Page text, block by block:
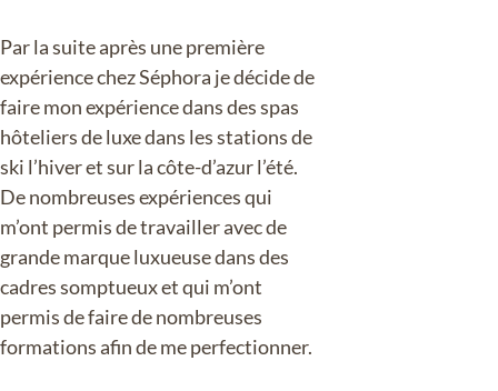
Par la suite après une première
expérience chez Séphora je décide de
faire mon expérience dans des spas
hôteliers de luxe dans les stations de
ski l’hiver et sur la côte-d’azur l’été.
De nombreuses expériences qui
m’ont permis de travailler avec de
grande marque luxueuse dans des
cadres somptueux et qui m’ont
permis de faire de nombreuses
formations afin de me perfectionner.